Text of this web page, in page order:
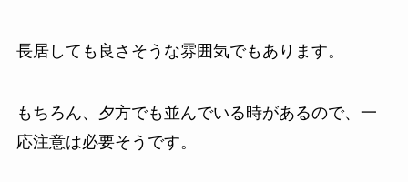
長居しても良さそうな雰囲気でもあります。
もちろん、夕方でも並んでいる時があるので、一
応注意は必要そうです。